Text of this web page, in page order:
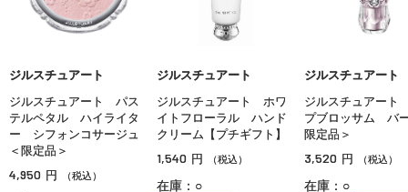
ジルスチュアート
ジルスチュアート パス
テルペタル ハイライタ
ー シフォンコサージュ
＜限定品＞
4,950 円 （税込）
ジルスチュアート
ジルスチュアート ホワ
イトフローラル ハンド
クリーム【プチギフト】
1,540 円 （税込）
在庫：○
ジルスチュアート
ジルスチュアー
プブロッサム バ
限定品＞
3,520 円 （税込）
在庫：○